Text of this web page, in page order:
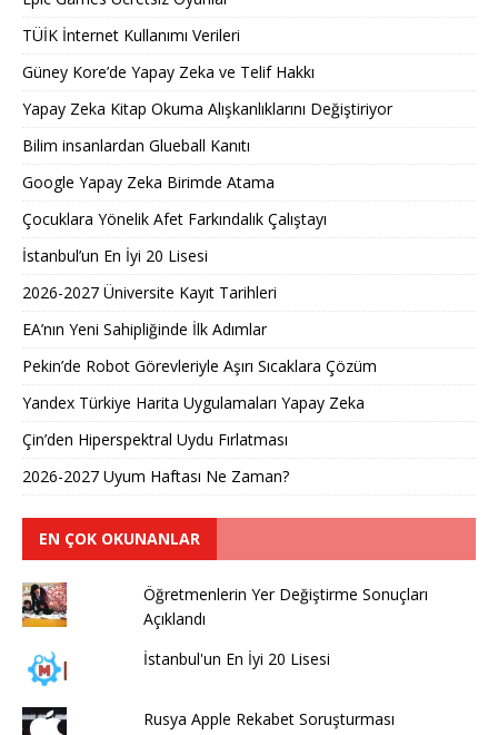
TÜİK İnternet Kullanımı Verileri
Güney Kore’de Yapay Zeka ve Telif Hakkı
Yapay Zeka Kitap Okuma Alışkanlıklarını Değiştiriyor
Bilim insanlardan Glueball Kanıtı
Google Yapay Zeka Birimde Atama
Çocuklara Yönelik Afet Farkındalık Çalıştayı
İstanbul’un En İyi 20 Lisesi
2026-2027 Üniversite Kayıt Tarihleri ​​
EA’nın Yeni Sahipliğinde İlk Adımlar
Pekin’de Robot Görevleriyle Aşırı Sıcaklara Çözüm
Yandex Türkiye Harita Uygulamaları Yapay Zeka
Çin’den Hiperspektral Uydu Fırlatması
2026-2027 Uyum Haftası Ne Zaman?
EN ÇOK OKUNANLAR
Öğretmenlerin Yer Değiştirme Sonuçları
Açıklandı
İstanbul'un En İyi 20 Lisesi
Rusya Apple Rekabet Soruşturması